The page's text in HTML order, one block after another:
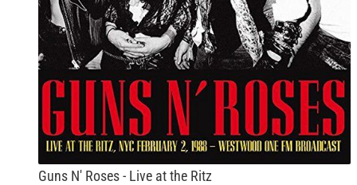
Guns N' Roses - Live at the Ritz